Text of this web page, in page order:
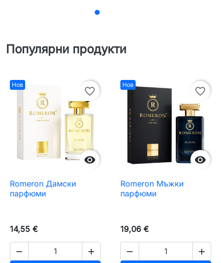
Популярни продукти
Нов

favorite_border
Romeron Дамски
парфюми
14,55 €
 
Нов

favorite_border
Romeron Мъжки
парфюми
19,06 €
 